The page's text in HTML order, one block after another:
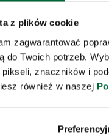
z plików cookie
zagwarantować
do Twoich potrzeb.
znaczników i
również w naszej
drobnicowy
wschód